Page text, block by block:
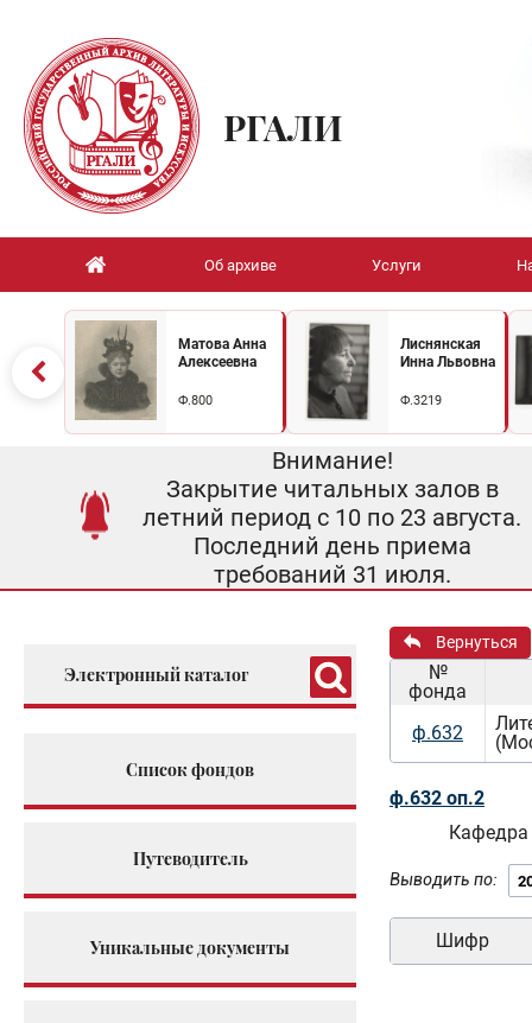
РГАЛИ
Об архиве Услуги
Матова Анна
Алексеевна
Ф.800
Лиснянская
Инна Львовна
Ф.3219
Внимание!
Закрытие читальных залов в
летний период с 10 по 23 августа.
Последний день приема
требований 31 июля.
Электронный каталог
Список фондов
Путеводитель
Уникальные документы
Вернуться
№
фонда
ф.632
ф.632 оп.2
Кафедра
Выводить по:
Шифр